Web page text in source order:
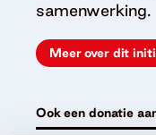
samenwerking.
Meer over dit
Ook een donatie